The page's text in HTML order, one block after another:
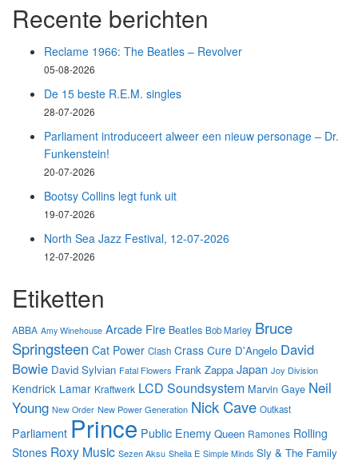
Recente berichten
Reclame 1966: The Beatles – Revolver
05-08-2026
De 15 beste R.E.M. singles
28-07-2026
Parliament introduceert alweer een nieuw personage – Dr.
Funkenstein!
20-07-2026
Bootsy Collins legt funk uit
19-07-2026
North Sea Jazz Festival, 12-07-2026
12-07-2026
Etiketten
ABBA Amy Winehouse Arcade Fire Beatles Bob Marley Bruce
Springsteen Cat Power Clash Crass Cure D'Angelo David
Bowie David Sylvian Fatal Flowers Frank Zappa Japan Joy Division
Kendrick Lamar Kraftwerk LCD Soundsystem Marvin Gaye Neil
Young New Order New Power Generation Nick Cave Outkast
Parliament Prince Public Enemy Queen Ramones Rolling
Stones Roxy Music Sezen Aksu Sheila E Simple Minds Sly & The Family